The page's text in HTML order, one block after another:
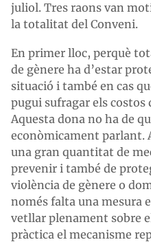
juliol. Tres raons van
la totalitat del Conveni.
En primer lloc, perquè
de gènere ha d’estar
situació i també en cas
pugui sufragar els costos
Aquesta dona no ha de
econòmicament parlant.
una gran quantitat de
prevenir i també de
violència de gènere o
només falta una mesura
vetllar plenament sobre
pràctica el mecanisme